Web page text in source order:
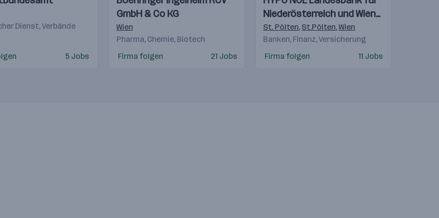
Dienst, Verbände
5 Jobs
Videos
GmbH & Co KG
Wien
Pharma, Chemie, Biotech
Firma folgen
21 Jobs
Videos
Niederösterreich und Wien
AG
St. Pölten, St.Pölten,Wien
Banken, Finanz, Versicherung
Firma folgen
11 Jobs